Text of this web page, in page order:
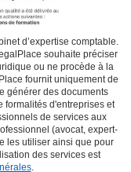
d’expertise comptable.
souhaite préciser
ou ne procède à la
fournit uniquement de
générer des documents
formalités d'entreprises et
de services aux
(avocat, expert-
les utiliser ainsi que pour
des services est
.